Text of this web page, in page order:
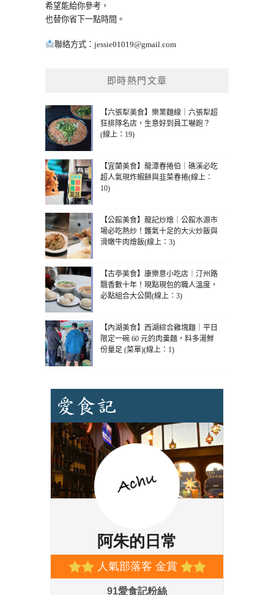
希望能給你參考，
也替你省下一點時間。
聯絡方式： jessie01019@gmail.com
即時熱門文章
【六張犁美食】樂業麵線｜六張犁超
狂排隊名店，生意好到員工嚇跑？
(線上：19)
【宜蘭美食】龍潭春捲伯｜礁溪必吃
超人氣現炸蝦餅與韭菜春捲(線上：
10)
【公館美食】龍記炒燴｜公館水源市
場必吃熱炒！鑊氣十足的大火炒飯與
滑嫩牛肉燴飯(線上：3)
【古亭美食】康樂意小吃店｜汀州路
飄香數十年！現點現包的職人溫度，
必點組合大公開(線上：3)
【內湖美食】西湖綜合雞塊麵｜平日
限定一碗 60 元的肉羹麵，料多湯鮮
份量足 (菜單)(線上：1)